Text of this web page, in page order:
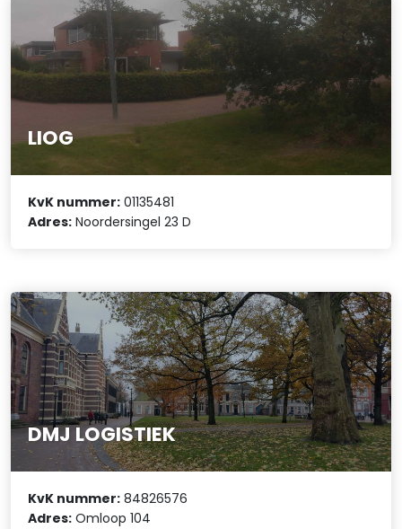
LIOG
KvK nummer: 01135481
Adres: Noordersingel 23 D
DMJ LOGISTIEK
KvK nummer: 84826576
Adres: Omloop 104